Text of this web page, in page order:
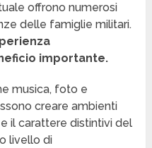
offrono numerosi
delle famiglie militari.
importante.
musica, foto e
creare ambienti
il carattere distintivi del
livello di